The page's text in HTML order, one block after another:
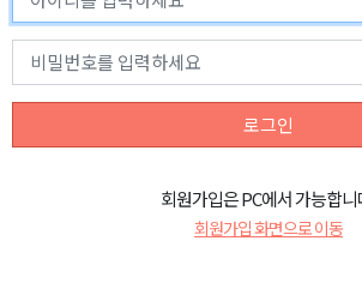
로그인
회원가입은 PC에서 가능합니
회원가입 화면으로 이동